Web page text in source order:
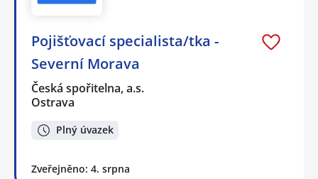
Pojišťovací specialista/tka -
Severní Morava
Česká spořitelna, a.s.
Ostrava
Plný úvazek
Zveřejněno: 4. srpna